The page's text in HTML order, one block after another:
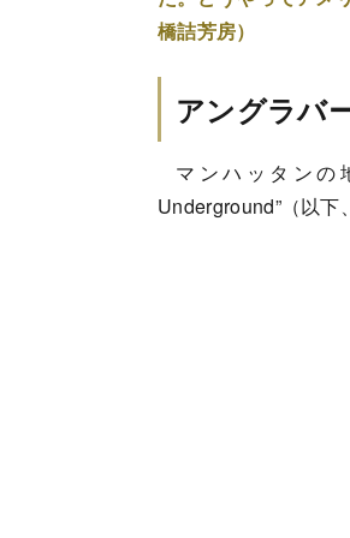
橋詰芳房）
アングラバ
マンハッタンの
Underground”（以下